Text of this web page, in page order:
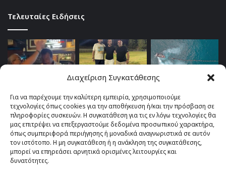
Διαχείριση Συγκατάθεσης
Για να παρέχουμε την καλύτερη εμπειρία, χρησιμοποιούμε
τεχνολογίες όπως cookies για την αποθήκευση ή/και την πρόσβαση σε
πληροφορίες συσκευών. Η συγκατάθεση για τις εν λόγω τεχνολογίες θα
μας επιτρέψει να επεξεργαστούμε δεδομένα προσωπικού χαρακτήρα,
όπως συμπεριφορά περιήγησης ή μοναδικά αναγνωριστικά σε αυτόν
τον ιστότοπο. Η μη συγκατάθεση ή η ανάκληση της συγκατάθεσης,
μπορεί να επηρεάσει αρνητικά ορισμένες λειτουργίες και
δυνατότητες.
Τελευταίες Ειδήσεις